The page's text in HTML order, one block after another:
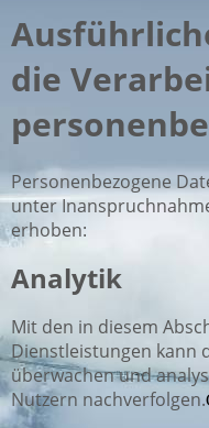
die
Personenbezogene
unter
erhoben:
Analytik
Mit den in diesem
Dienstleistungen kann
überwachen und
Nutzern nachverfolgen.